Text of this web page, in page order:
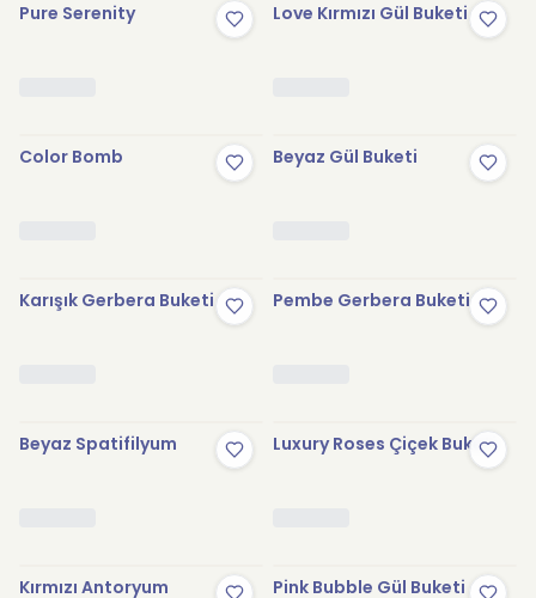
Pure Serenity Love Kırmızı Gül Buketi
Color Bomb Beyaz Gül Buketi
Karışık Gerbera Buketi Pembe Gerbera Buketi
Beyaz Spatifilyum Luxury Roses Çiçek Buketi
Kırmızı Antoryum Pink Bubble Gül Buketi